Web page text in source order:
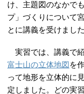
け、主題図のなかで
プ」づくりについて
とに講義を受けました
実習では、講義で
富士山の立体地図 を
って地形を立体的に
定しました。どの実